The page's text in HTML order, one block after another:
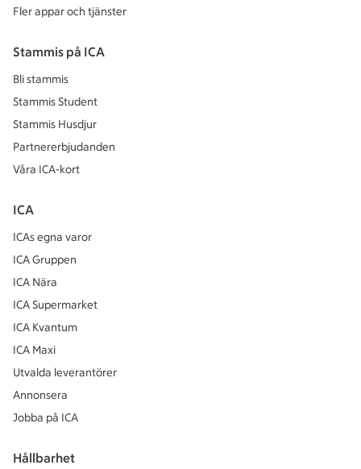
Fler appar och tjänster
Stammis på ICA
Bli stammis
Stammis Student
Stammis Husdjur
Partnererbjudanden
Våra ICA-kort
ICA
ICAs egna varor
ICA Gruppen
ICA Nära
ICA Supermarket
ICA Kvantum
ICA Maxi
Utvalda leverantörer
Annonsera
Jobba på ICA
Hållbarhet